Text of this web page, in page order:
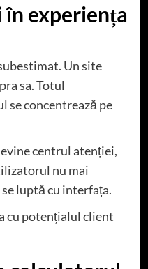
experiența
Un site
sa. Totul
se concentrează pe
centrul atenției,
nu mai
luptă cu interfața.
cu potențialul client